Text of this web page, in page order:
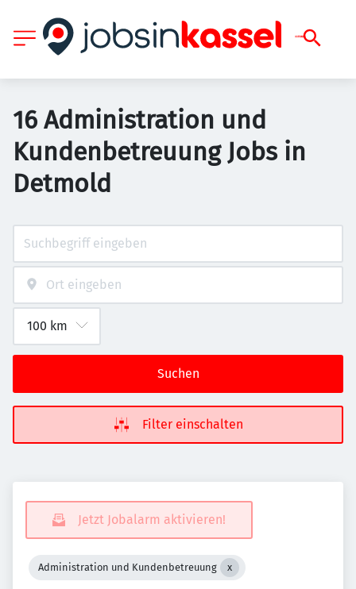
16 Administration und
Kundenbetreuung Jobs in
Detmold
Suchen
Filter einschalten
Jetzt Jobalarm aktivieren!
Administration und Kundenbetreuung